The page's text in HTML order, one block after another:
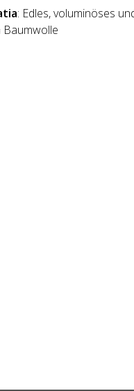
: Edles, voluminöses
Baumwolle